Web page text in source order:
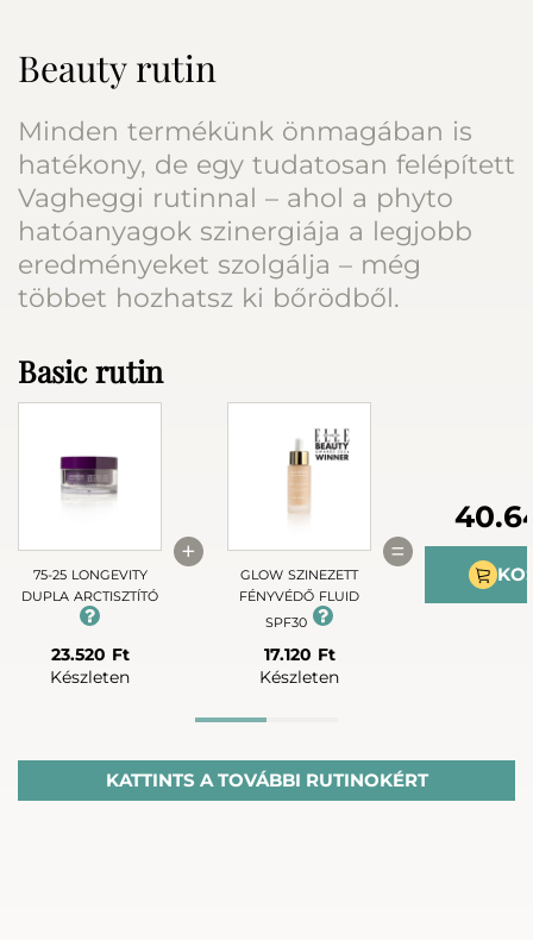
Beauty rutin
Minden termékünk önmagában is
hatékony, de egy tudatosan felépített
Vagheggi rutinnal – ahol a phyto
hatóanyagok szinergiája a legjobb
eredményeket szolgálja – még
többet hozhatsz ki bőrödből.
Basic rutin
75-25 LONGEVITY
DUPLA ARCTISZTÍTÓ
23.520 Ft
Készleten
+
GLOW SZINEZETT
FÉNYVÉDŐ FLUID
SPF30
17.120 Ft
Készleten
=
Advanced rutin
KATTINTS A TOVÁBBI RUTINOKÉRT